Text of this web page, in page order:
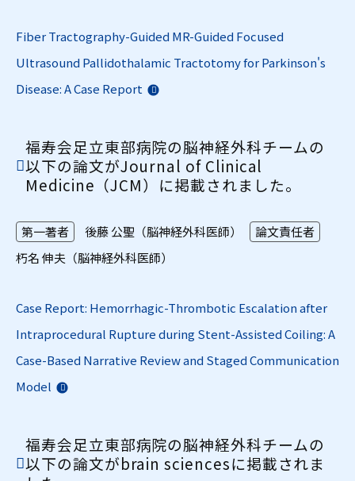
Fiber Tractography-Guided MR-Guided Focused
Ultrasound Pallidothalamic Tractotomy for Parkinson's
Disease: A Case Report
福寿会足立東部病院の脳神経外科チームの
以下の論文がJournal of Clinical
Medicine（JCM）に掲載されました。
第一著者 後藤 公聖（脳神経外科医師）
論文責任者
朽名 伸夫（脳神経外科医師）
Case Report: Hemorrhagic-Thrombotic Escalation after
Intraprocedural Rupture during Stent-Assisted Coiling: A
Case-Based Narrative Review and Staged Communication
Model
福寿会足立東部病院の脳神経外科チームの
以下の論文がbrain sciencesに掲載されま